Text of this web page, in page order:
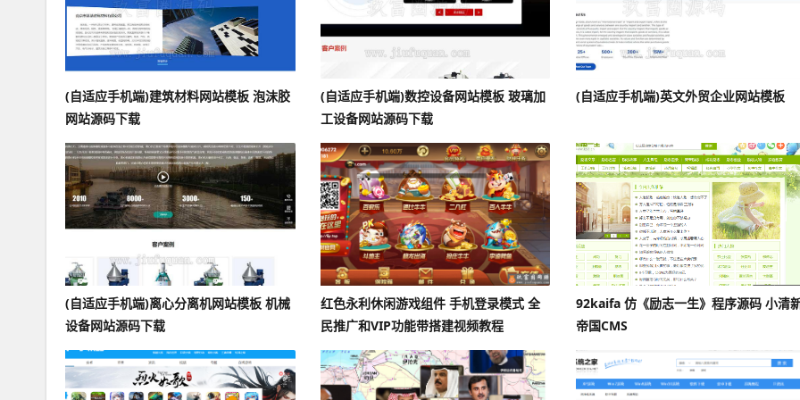
(自适应手机端)建筑材料网站模板 泡沫胶
网站源码下载
(自适应手机端)数控设备网站模板 玻璃加
工设备网站源码下载
(自适应手机端)英文外贸企业网站模板
(自适应手机端)离心分离机网站模板 机械
设备网站源码下载
红色永利休闲游戏组件 手机登录模式 全
民推广和VIP功能带搭建视频教程
92kaifa 仿《励志一生》程序源码 小清
帝国CMS